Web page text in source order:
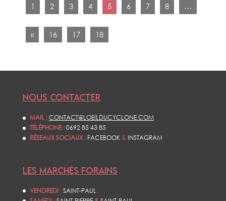
1 2 3 4 5 6 7 8 …
« 16 17 18
NOUS CONTACTER
MAIL :CONTACT@LOEILDUCYCLONE.COM
TÉLÉPHONE :0692 85 43 85
RÉSEAUX SOCIAUX : FACEBOOK& INSTAGRAM
LES MARCHÉS FORAINS
VENDREDI :SAINT-PAUL